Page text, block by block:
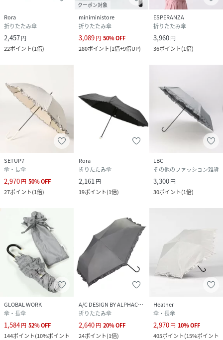
Rora
折りたたみ傘
2,457円
22ポイント(1倍)
クーポン対象
miniministore
折りたたみ傘
3,089円 50%OFF
280ポイント(1倍+9倍UP)
ESPERANZA
折りたたみ傘
3,960円
36ポイント(1倍)
SETUP7
傘・長傘
2,970円 50%OFF
27ポイント(1倍)
Rora
折りたたみ傘
2,161円
19ポイント(1倍)
LBC
その他のファッション雑貨
3,300円
30ポイント(1倍)
GLOBAL WORK
傘・長傘
1,584円 52%OFF
144ポイント(10%ポイント
A/C DESIGN BY ALPHACUBIC
折りたたみ傘
2,640円 20%OFF
24ポイント(1倍)
Heather
傘・長傘
2,970円 10%OFF
405ポイント(15%ポイント